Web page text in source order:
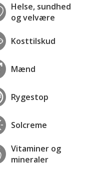
Helse, sundhed
og velvære
Kosttilskud
Mænd
Rygestop
Solcreme
Vitaminer og
mineraler